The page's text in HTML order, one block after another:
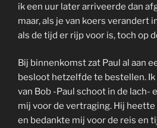
ik een uur later arriveerde dan
maar, als je van koers verandert
als de tijd er rijp voor is, toch op
Bij binnenkomst zat Paul al aan
besloot hetzelfde te bestellen.
van Bob -Paul schoot in de lach-
mij voor de vertraging. Hij
en bedankte mij voor de reis en